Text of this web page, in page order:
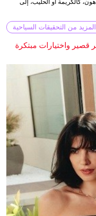
كالكريمة أو الحليب، إلى
المزيد من التحقيقات السياحية
واختيارات مبتكرة